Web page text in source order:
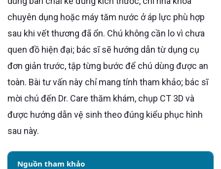
chuyên dụng hoặc máy tăm nước ở áp lực phù hợp
sau khi vết thương đã ổn. Chú không cần lo vì chưa
quen đồ hiện đại; bác sĩ sẽ hướng dẫn từ dụng cụ
đơn giản trước, tập từng bước để chú dùng được an
toàn. Bài tư vấn này chỉ mang tính tham khảo; bác sĩ
mời chú đến Dr. Care thăm khám, chụp CT 3D và
được hướng dẫn vệ sinh theo đúng kiểu phục hình
sau này.
Nguồn tham khảo